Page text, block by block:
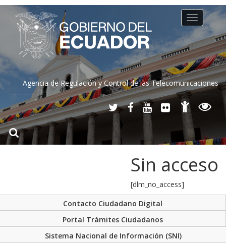
Agencia de Regulación y Control de las Telecomunicaciones
Toggle
navigation
Sin acceso
[dlm_no_access]
Contacto Ciudadano Digital
Portal Trámites Ciudadanos
Sistema Nacional de Información (SNI)